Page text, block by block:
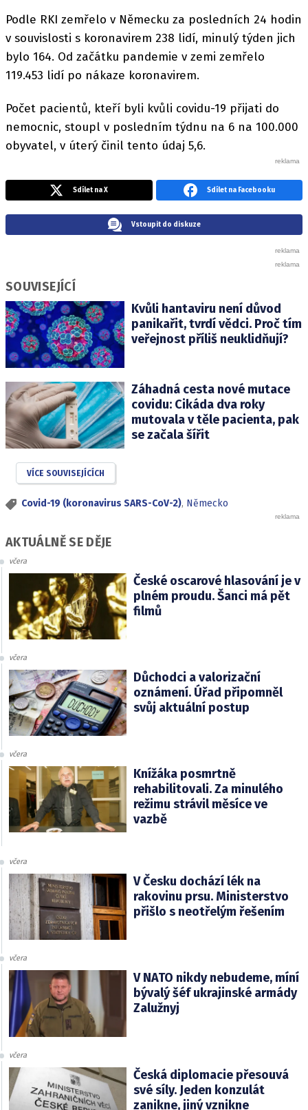
Podle RKI zemřelo v Německu za posledních 24 hodin
v souvislosti s koronavirem 238 lidí, minulý týden jich
bylo 164. Od začátku pandemie v zemi zemřelo
119.453 lidí po nákaze koronavirem.
Počet pacientů, kteří byli kvůli covidu-19 přijati do
nemocnic, stoupl v posledním týdnu na 6 na 100.000
obyvatel, v úterý činil tento údaj 5,6.
Sdílet na X Sdílet na Facebooku
Vstoupit do diskuze
SOUVISEJÍCÍ
Kvůli hantaviru není důvod
panikařit, tvrdí vědci. Proč tím
veřejnost příliš neuklidňují?
Záhadná cesta nové mutace
covidu: Cikáda dva roky
mutovala v těle pacienta, pak
se začala šířit
VÍCE SOUVISEJÍCÍCH
Covid-19 (koronavirus SARS-CoV-2), Německo
AKTUÁLNĚ SE DĚJE
včera
České oscarové hlasování je v
plném proudu. Šanci má pět
filmů
včera
Důchodci a valorizační
oznámení. Úřad připomněl
svůj aktuální postup
včera
Knížáka posmrtně
rehabilitovali. Za minulého
režimu strávil měsíce ve
vazbě
včera
V Česku dochází lék na
rakovinu prsu. Ministerstvo
přišlo s neotřelým řešením
včera
V NATO nikdy nebudeme, míní
bývalý šéf ukrajinské armády
Zalužnyj
včera
Česká diplomacie přesouvá
své síly. Jeden konzulát
zanikne, jiný vznikne